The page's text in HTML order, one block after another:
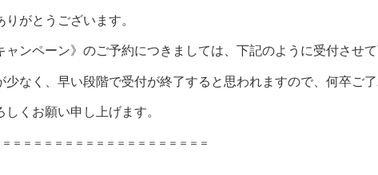
がとうございます。
ンペーン》のご予約につきましては、下記のように受付させて
なく、早い段階で受付が終了すると思われますので、何卒ご了
くお願い申し上げます。
＝＝＝＝＝＝＝＝＝＝＝＝＝＝＝＝＝＝＝